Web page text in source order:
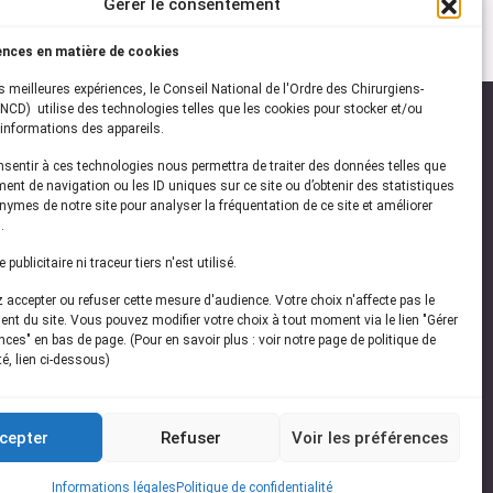
Gérer le consentement
en matière de cookies
meilleures expériences, le Conseil National de l'Ordre des Chirurgiens-
utilise des technologies telles que les cookies pour stocker et/ou
des appareils.
à ces technologies nous permettra de traiter des données telles que
de navigation ou les ID uniques sur ce site ou d’obtenir des statistiques
de notre site pour analyser la fréquentation de ce site et améliorer
publicitaire ni traceur tiers n'est utilisé.
accepter ou refuser cette mesure d'audience. Votre choix n'affecte pas le
du site. Vous pouvez modifier votre choix à tout moment via le lien "Gérer
en bas de page. (Pour en savoir plus : voir notre page de politique de
lien ci-dessous)
Refuser Voir les préférences
Informations légales Politique de confidentialité
vous à notrenewsletter
les dernières actualités de l'ONCD